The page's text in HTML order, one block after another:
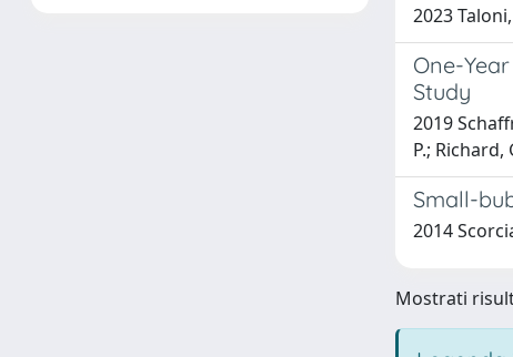
2023
One-
Study
2019
P.; Richard,
Small-
2014
Mostrati